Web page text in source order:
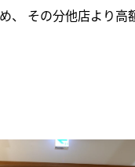
、 その分他店より高